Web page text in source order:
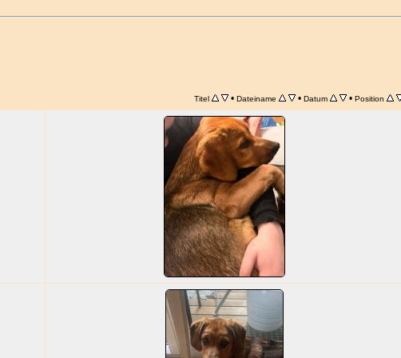
Titel • Dateiname • Datum • Position